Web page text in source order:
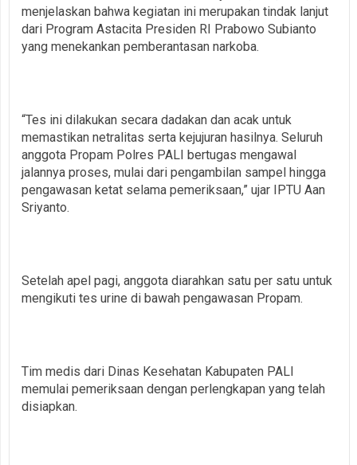
menjelaskan bahwa kegiatan ini merupakan tindak lanjut
dari Program Astacita Presiden RI Prabowo Subianto
yang menekankan pemberantasan narkoba.
“Tes ini dilakukan secara dadakan dan acak untuk
memastikan netralitas serta kejujuran hasilnya. Seluruh
anggota Propam Polres PALI bertugas mengawal
jalannya proses, mulai dari pengambilan sampel hingga
pengawasan ketat selama pemeriksaan,” ujar IPTU Aan
Sriyanto.
Setelah apel pagi, anggota diarahkan satu per satu untuk
mengikuti tes urine di bawah pengawasan Propam.
Tim medis dari Dinas Kesehatan Kabupaten PALI
memulai pemeriksaan dengan perlengkapan yang telah
disiapkan.